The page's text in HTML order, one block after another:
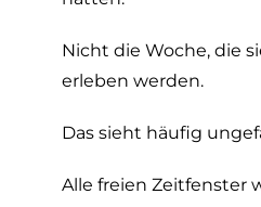
Nicht die Woche, die
erleben werden.
Das sieht häufig
Alle freien Zeitfenster